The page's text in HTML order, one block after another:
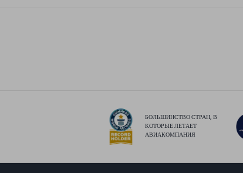
БОЛЬШИНСТВО СТРАН, В
КОТОРЫЕ ЛЕТАЕТ
АВИАКОМПАНИЯ